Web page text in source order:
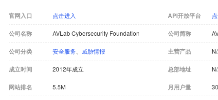
官网入口 点击进入 API开放平台
公司名称 AVLab Cybersecurity Foundation 公司简称
公司分类 安全服务 威胁情报 主营产品
成立时间 2012年成立 总部地址
网站排名 5.5M 月用户量